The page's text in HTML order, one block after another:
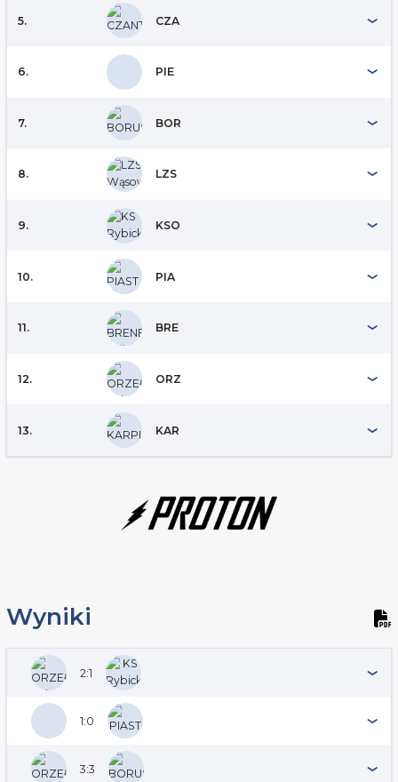
5. CZA
6. PIE
7. BOR
8. LZS
9. KSO
10. PIA
11. BRE
12. ORZ
13. KAR
Wyniki
2:1
1:0
3:3